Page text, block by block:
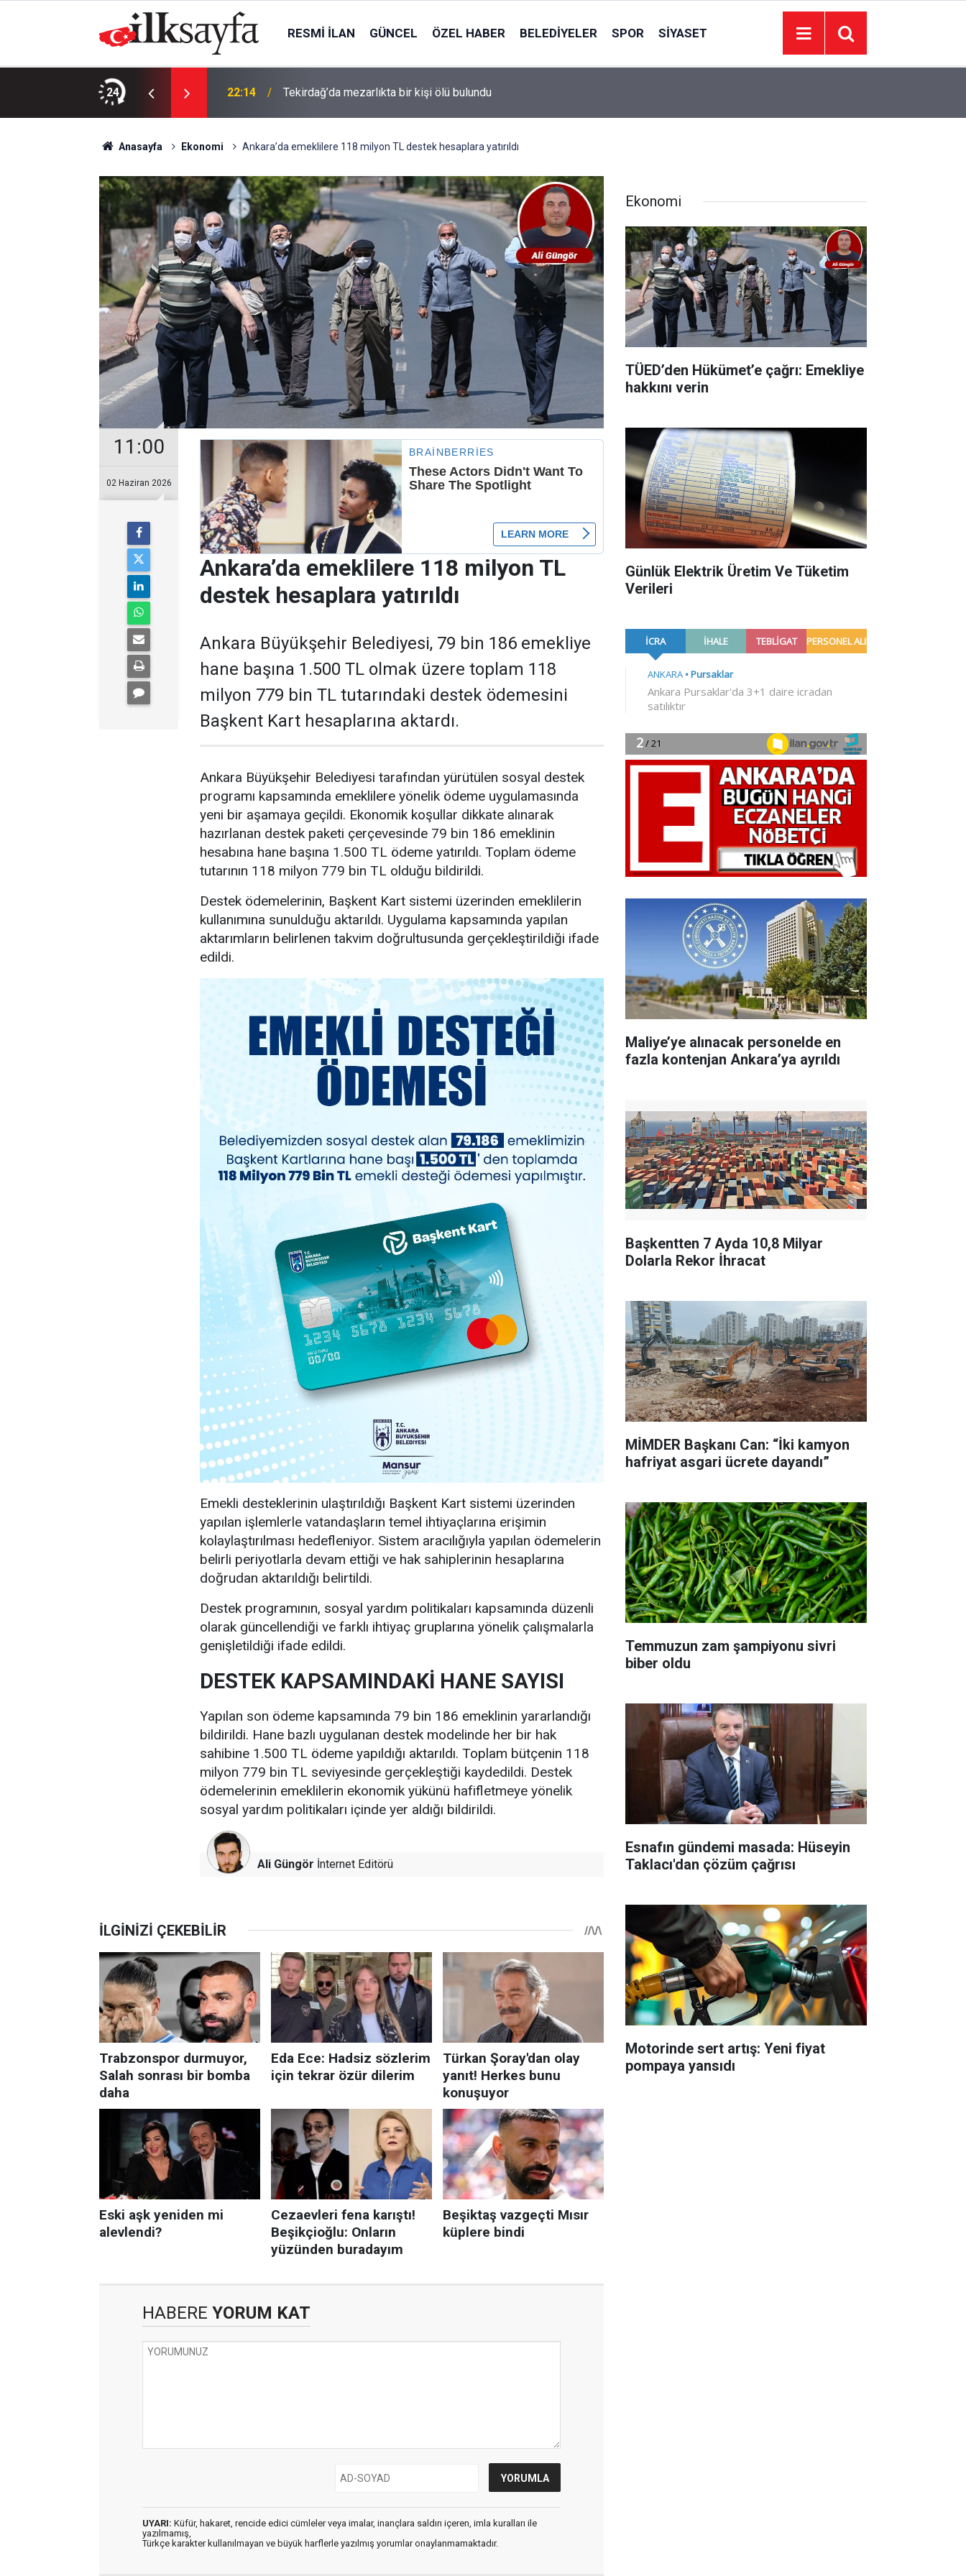
RESMI İLAN GÜNCEL ÖZEL HABER BELEDIYELER SPOR SIYASET
24
Juventus Inter ne zaman, saat kaçta
22:14 Tekirdağ’da mezarlıkta bir kişi ölü bulundu
Anasayfa Ekonomi Ankara’da emeklilere 118 milyon TL destek hesaplara yatırıldı
11:00
02 Haziran 2026
Ankara’da emeklilere 118 milyon TL
destek hesaplara yatırıldı
Ankara Büyükşehir Belediyesi, 79 bin 186 emekliye
hane başına 1.500 TL olmak üzere toplam 118
milyon 779 bin TL tutarındaki destek ödemesini
Başkent Kart hesaplarına aktardı.
Ankara Büyükşehir Belediyesi tarafından yürütülen sosyal destek
programı kapsamında emeklilere yönelik ödeme uygulamasında
yeni bir aşamaya geçildi. Ekonomik koşullar dikkate alınarak
hazırlanan destek paketi çerçevesinde 79 bin 186 emeklinin
hesabına hane başına 1.500 TL ödeme yatırıldı. Toplam ödeme
tutarının 118 milyon 779 bin TL olduğu bildirildi.
Destek ödemelerinin, Başkent Kart sistemi üzerinden emeklilerin
kullanımına sunulduğu aktarıldı. Uygulama kapsamında yapılan
aktarımların belirlenen takvim doğrultusunda gerçekleştirildiği ifade
edildi.
Emekli desteklerinin ulaştırıldığı Başkent Kart sistemi üzerinden
yapılan işlemlerle vatandaşların temel ihtiyaçlarına erişimin
kolaylaştırılması hedefleniyor. Sistem aracılığıyla yapılan ödemelerin
belirli periyotlarla devam ettiği ve hak sahiplerinin hesaplarına
doğrudan aktarıldığı belirtildi.
Destek programının, sosyal yardım politikaları kapsamında düzenli
olarak güncellendiği ve farklı ihtiyaç gruplarına yönelik çalışmalarla
genişletildiği ifade edildi.
DESTEK KAPSAMINDAKİ HANE SAYISI
Yapılan son ödeme kapsamında 79 bin 186 emeklinin yararlandığı
bildirildi. Hane bazlı uygulanan destek modelinde her bir hak
sahibine 1.500 TL ödeme yapıldığı aktarıldı. Toplam bütçenin 118
milyon 779 bin TL seviyesinde gerçekleştiği kaydedildi. Destek
ödemelerinin emeklilerin ekonomik yükünü hafifletmeye yönelik
sosyal yardım politikaları içinde yer aldığı bildirildi.
Ali Güngör İnternet Editörü
HABERE YORUM KAT
UYARI: Küfür, hakaret, rencide edici cümleler veya imalar, inançlara saldırı içeren, imla kuralları ile
yazılmamış,
Türkçe karakter kullanılmayan ve büyük harflerle yazılmış yorumlar onaylanmamaktadır.
Ekonomi
TÜED’den Hükümet’e çağrı: Emekliye
hakkını verin
Günlük Elektrik Üretim Ve Tüketim
Verileri
Maliye’ye alınacak personelde en
fazla kontenjan Ankara’ya ayrıldı
Başkentten 7 Ayda 10,8 Milyar
Dolarla Rekor İhracat
MİMDER Başkanı Can: “İki kamyon
hafriyat asgari ücrete dayandı”
Temmuzun zam şampiyonu sivri
biber oldu
Esnafın gündemi masada: Hüseyin
Taklacı'dan çözüm çağrısı
Motorinde sert artış: Yeni fiyat
pompaya yansıdı